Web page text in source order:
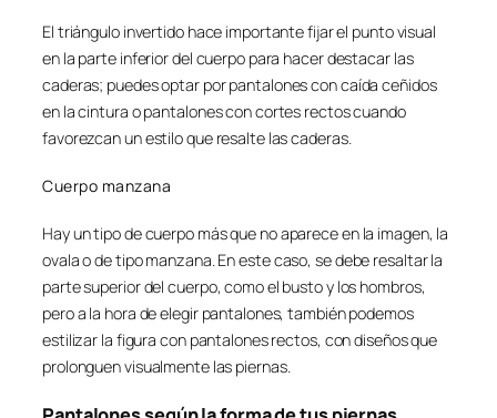
El triángulo invertido hace importante fijar el punto visual
en la parte inferior del cuerpo para hacer destacar las
caderas; puedes optar por pantalones con caída ceñidos
en la cintura o pantalones con cortes rectos cuando
favorezcan un estilo que resalte las caderas.
Cuerpo manzana
Hay un tipo de cuerpo más que no aparece en la imagen, la
ovala o de tipo manzana. En este caso, se debe resaltar la
parte superior del cuerpo, como el busto y los hombros,
pero a la hora de elegir pantalones, también podemos
estilizar la figura con pantalones rectos, con diseños que
prolonguen visualmente las piernas.